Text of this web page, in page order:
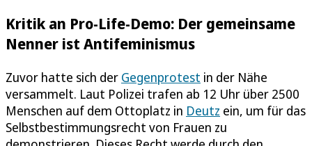
Kritik an Pro-Life-Demo: Der gemeinsame
Nenner ist Antifeminismus
Zuvor hatte sich der Gegenprotest in der Nähe
versammelt. Laut Polizei trafen ab 12 Uhr über 2500
Menschen auf dem Ottoplatz in Deutz ein, um für das
Selbstbestimmungsrecht von Frauen zu